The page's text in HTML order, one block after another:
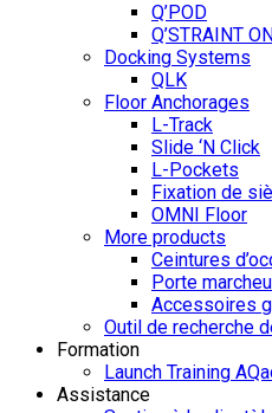
Q’POD
Q’STRAINT
Docking Systems
QLK
Floor Anchorages
L-Track
Slide ‘N Click
L-Pockets
Fixation de
OMNI Floor
More products
Ceintures
Porte
Accessoires
Outil de recherche
Formation
Launch Training
Assistance